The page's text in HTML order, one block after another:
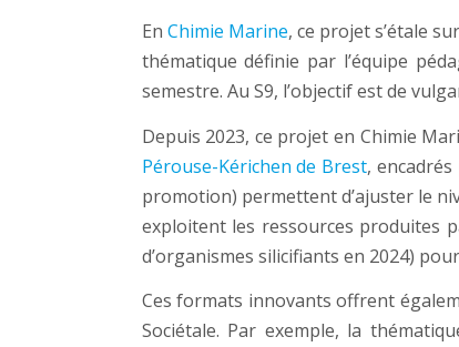
En Chimie Marine, ce projet s’étale
thématique définie par l’équipe
semestre. Au S9, l’objectif est de
Depuis 2023, ce projet en Chimie
Pérouse-Kérichen de Brest,
promotion) permettent d’ajuster le
exploitent les ressources produites
d’organismes silicifiants en 2024)
Ces formats innovants offrent
Sociétale. Par exemple, la